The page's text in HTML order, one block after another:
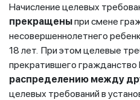
Начисление целевых
прекращеныпри смене
несовершеннолетнего
18 лет. При этом целевые
прекратившего гражданство
распределению между
целевых требований в